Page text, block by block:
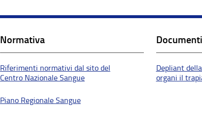
Normativa
Riferimenti normativi dal sito del
Centro Nazionale Sangue
Piano Regionale Sangue
Documenti
Depliant
organi il